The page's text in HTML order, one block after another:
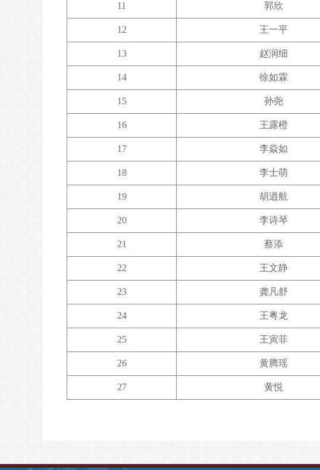
11 郭欣
12 王一平
13 赵润细
14 徐如霖
15 孙尧
16 王露橙
17 李焱如
18 李士萌
19 胡逍航
20 李诗琴
21 蔡添
22 王文静
23 龚凡舒
24 王粤龙
25 王寅菲
26 黄腾瑶
27 黄悦